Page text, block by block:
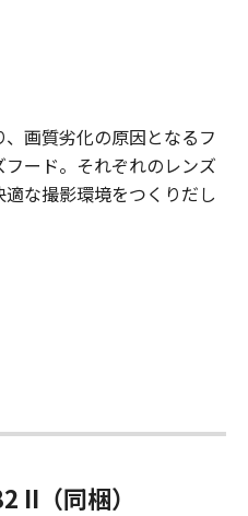
画質劣化の原因となるフ
ード。それぞれのレンズ
な撮影環境をつくりだし
II（同梱）